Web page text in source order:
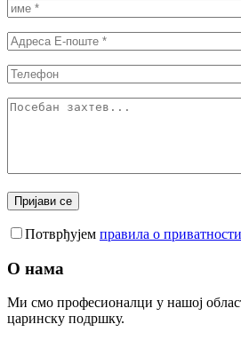
Потврђујем правила о приватности
О нама
Ми смо професионалци у нашој
царинску подршку.